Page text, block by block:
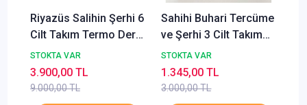
Riyazüs Salihin Şerhi 6
Cilt Takım Termo Deri
Beka
STOKTA VAR
9.000,00 TL
3.900,00 TL
Sahihi Buhari Tercüme
ve Şerhi 3 Cilt Takım
Ravza Yayınları
STOKTA VAR
3.000,00 TL
1.345,00 TL